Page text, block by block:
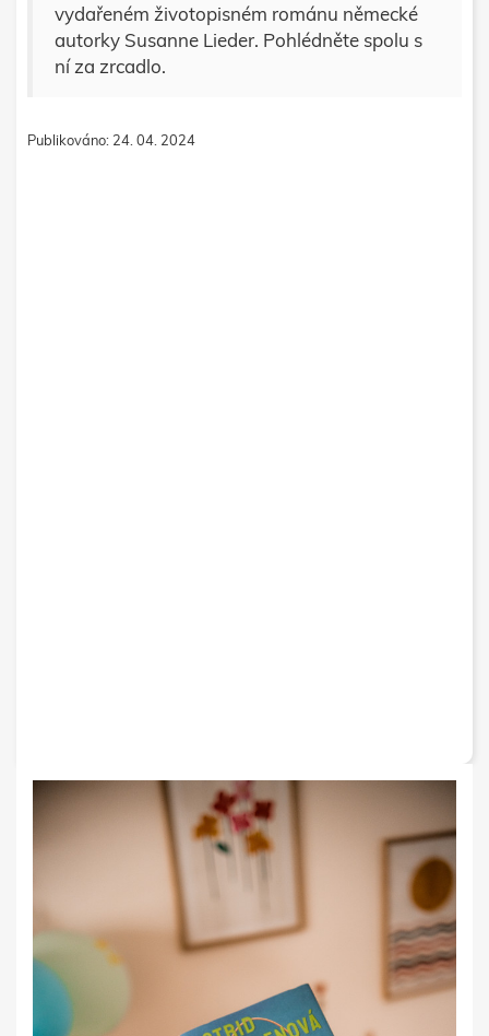
vydařeném životopisném románu německé
autorky Susanne Lieder. Pohlédněte spolu s
ní za zrcadlo.
Publikováno: 24. 04. 2024